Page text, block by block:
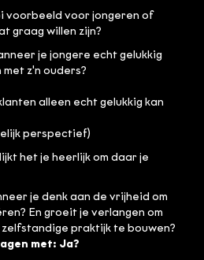
voorbeeld voor jongeren of
graag willen zijn?
je jongere echt gelukkig
z'n ouders?
alleen echt gelukkig kan
perspectief)
het je heerlijk om daar je
je denk aan de vrijheid om
En groeit je verlangen om
praktijk te bouwen?
met: Ja?